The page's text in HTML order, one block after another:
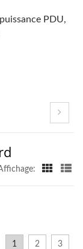
PDU,
1 2 3